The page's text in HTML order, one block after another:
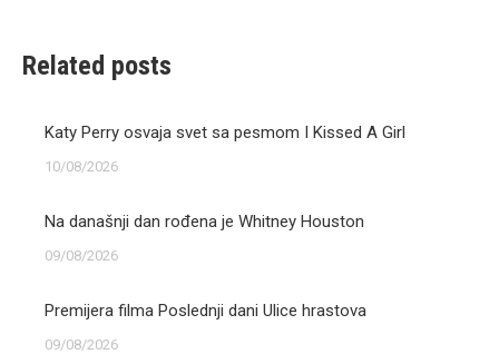
Related posts
Katy Perry osvaja svet sa pesmom I Kissed A Girl
10/08/2026
Na današnji dan rođena je Whitney Houston
09/08/2026
Premijera filma Poslednji dani Ulice hrastova
09/08/2026